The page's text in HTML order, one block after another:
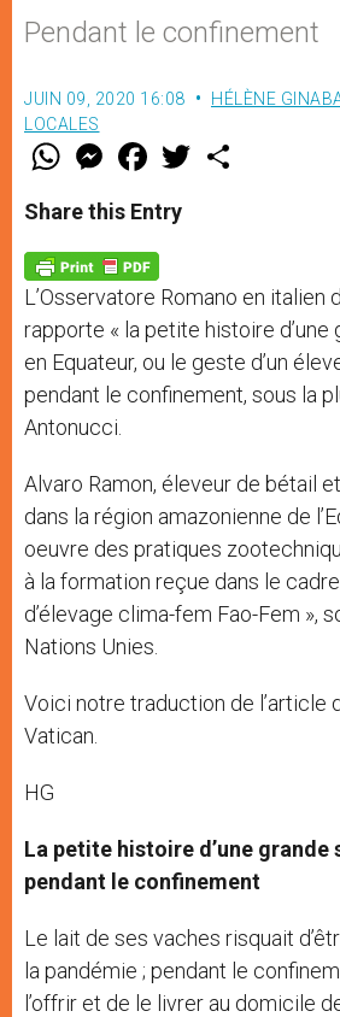
Pendant le confinement
JUIN 09, 2020 16:08 HÉLÈNE
LOCALES
W
t
s
p
p
M
e
s
e
g
e
r
F
a
e
b
o
k
w
Share this Entry
L’Osservatore Romano en italien
rapporte « la petite histoire d’une
en Equateur, ou le geste d’un
pendant le confinement, sous la
Antonucci.
Alvaro Ramon, éleveur de bétail
dans la région amazonienne de
oeuvre des pratiques
à la formation reçue dans le
d’élevage clima-fem Fao-Fem »,
Nations Unies.
Voici notre traduction de l’article
Vatican.
HG
La petite histoire d’une grande
pendant le confinement
Le lait de ses vaches risquait
la pandémie ; pendant le
l’offrir et de le livrer au domicile